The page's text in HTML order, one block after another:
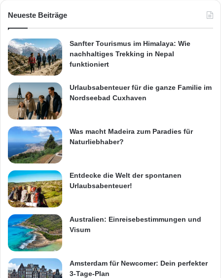
Neueste Beiträge
Sanfter Tourismus im Himalaya: Wie
nachhaltiges Trekking in Nepal
funktioniert
Urlaubsabenteuer für die ganze Familie im
Nordseebad Cuxhaven
Was macht Madeira zum Paradies für
Naturliebhaber?
Entdecke die Welt der spontanen
Urlaubsabenteuer!
Australien: Einreisebestimmungen und
Visum
Amsterdam für Newcomer: Dein perfekter
3-Tage-Plan